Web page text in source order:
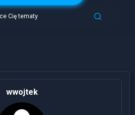
Cię tematy
wwojtek